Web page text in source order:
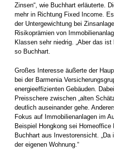
Zinsen“, wie Buchhart erläuterte.
mehr in Richtung Fixed Income.
der Untergewichtung bei
Risikoprämien von
Klassen sehr niedrig. „Aber das
so Buchhart.
Großes Interesse äußerte der
bei der Barmenia
energieeffizienten Gebäuden.
Preisschere zwischen „alten
deutlich auseinander gehe.
Fokus auf Immobilienanlagen im
Beispiel Hongkong sei
Buchhart aus Investorensicht.
der eigenen Wohnung.“